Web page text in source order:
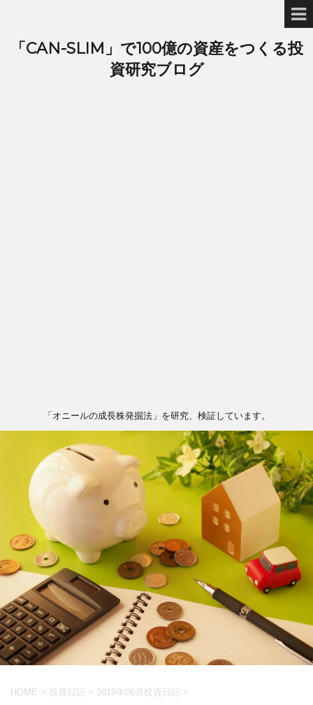
「CAN-SLIM」で100億の資産をつくる投
資研究ブログ
「オニールの成長株発掘法」を研究、検証しています。
HOME > 投資日記 > 2019年06月投資日記 >